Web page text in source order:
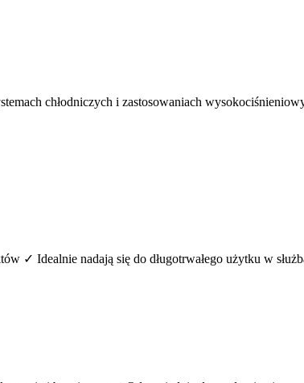
chłodniczych i zastosowaniach
✓ Idealnie nadają się do długotrwałego użytku w